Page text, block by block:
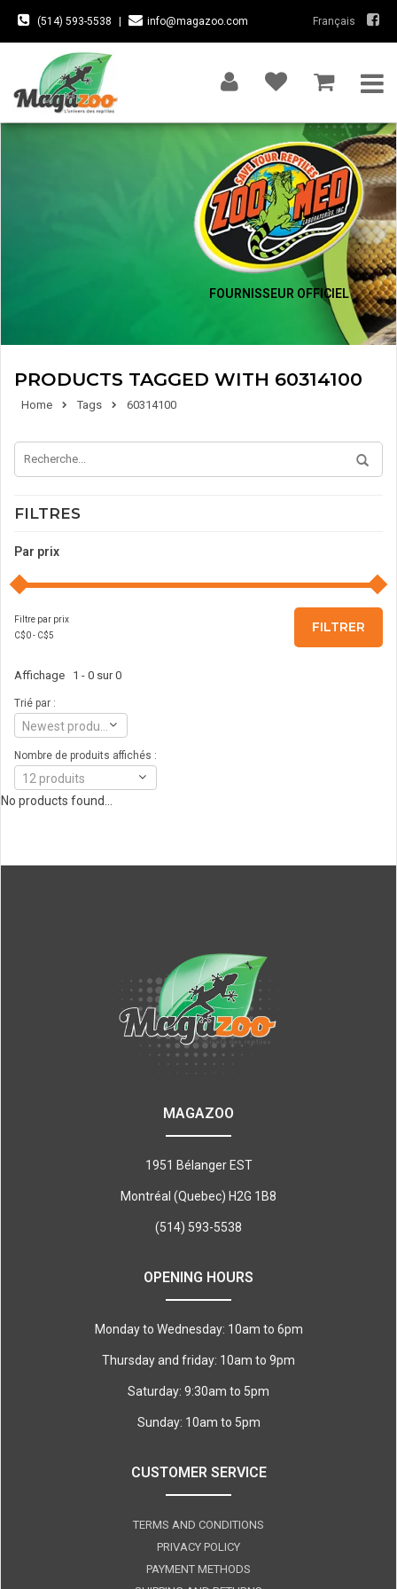
(514) 593-5538 info@magazoo.com Français
FOURNISSEUR OFFICIEL
PRODUCTS TAGGED WITH 60314100
Home Tags 60314100
FILTRES
Par prix
Filtre par prix
C$0- C$5
FILTRER
Affichage 1 - 0 sur 0
Trié par :
Nombre de produits affichés :
12 produits
No products found...
MAGAZOO
1951 Bélanger EST
Montréal (Quebec) H2G 1B8
(514) 593-5538
OPENING HOURS
Monday to Wednesday: 10am to 6pm
Thursday and friday: 10am to 9pm
Saturday: 9:30am to 5pm
Sunday: 10am to 5pm
CUSTOMER SERVICE
TERMS AND CONDITIONS
PRIVACY POLICY
PAYMENT METHODS